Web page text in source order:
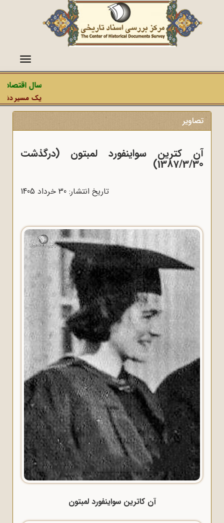
منو
سال
یک مسیر
تصاویر
آن کترین سواینفورد لمبتون (درگذشت
1387/3/30)
تاریخ انتشار: 30 خرداد 1405
آن کاترین سواینفورد لمبتون